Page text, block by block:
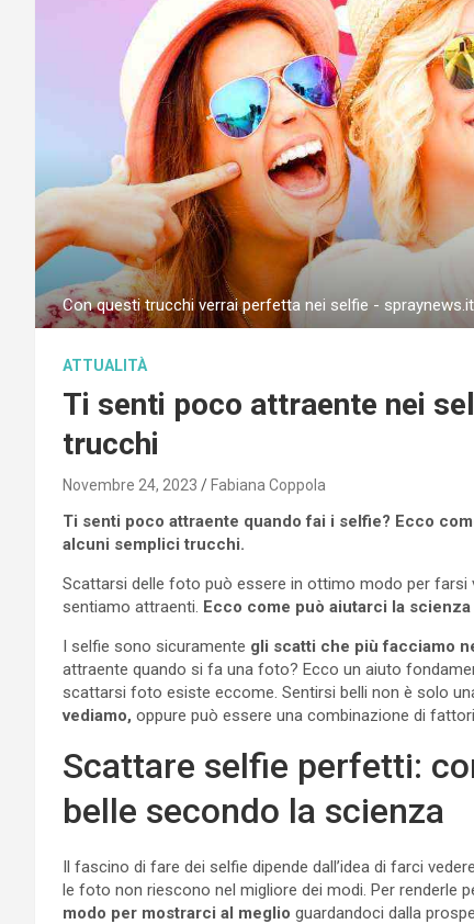
Con questi trucchi verrai perfetta nei selfie - spraynews.it
ATTUALITÀ
Ti senti poco attraente nei
trucchi
Novembre 24, 2023 Fabiana Coppola
Ti senti poco attraente quando fai i selfie? Ecco
alcuni semplici trucchi.
Scattarsi delle foto può essere in ottimo modo per
sentiamo attraenti. Ecco come può aiutarci la scienza
I selfie sono sicuramente gli scatti che più facciamo
attraente quando si fa una foto? Ecco un aiuto
scattarsi foto esiste eccome. Sentirsi belli non è solo
vediamo, oppure può essere una combinazione di
Scattare selfie perfetti:
belle secondo la scienza
Il fascino di fare dei selfie dipende dall’idea di farci
le foto non riescono nel migliore dei modi. Per renderle
modo per mostrarci al meglio guardandoci dalla